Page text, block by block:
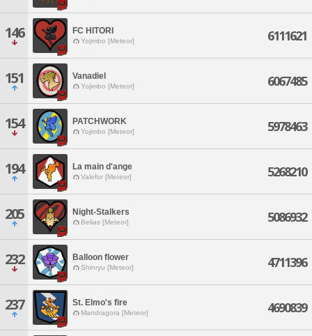
146 FC HITORI
Yojimbo [Meteor] 6111621
151 Vanadiel
Yojimbo [Meteor] 6067485
154 PATCHWORK
Yojimbo [Meteor] 5978463
194 La main d'ange
Valefor [Meteor] 5268210
205 Night-Stalkers
Belias [Meteor] 5086932
232 Balloon flower
Shinryu [Meteor] 4711396
237 St. Elmo's fire
Mandragora [Meteor] 4690839